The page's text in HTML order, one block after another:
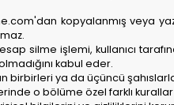
kopyalanmış veya
silme işlemi, kullanıcı
kabul eder.
birbirleri ya da üçüncü
o bölüme özel farklı